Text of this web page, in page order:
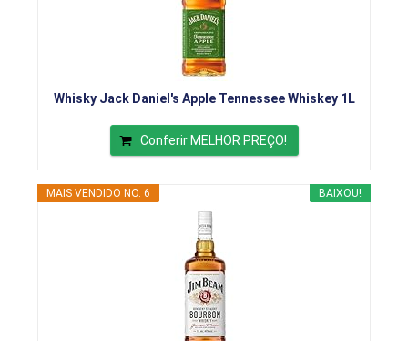
Whisky Jack Daniel's Apple Tennessee Whiskey 1L
Conferir MELHOR PREÇO!
BAIXOU!
MAIS VENDIDO NO. 6